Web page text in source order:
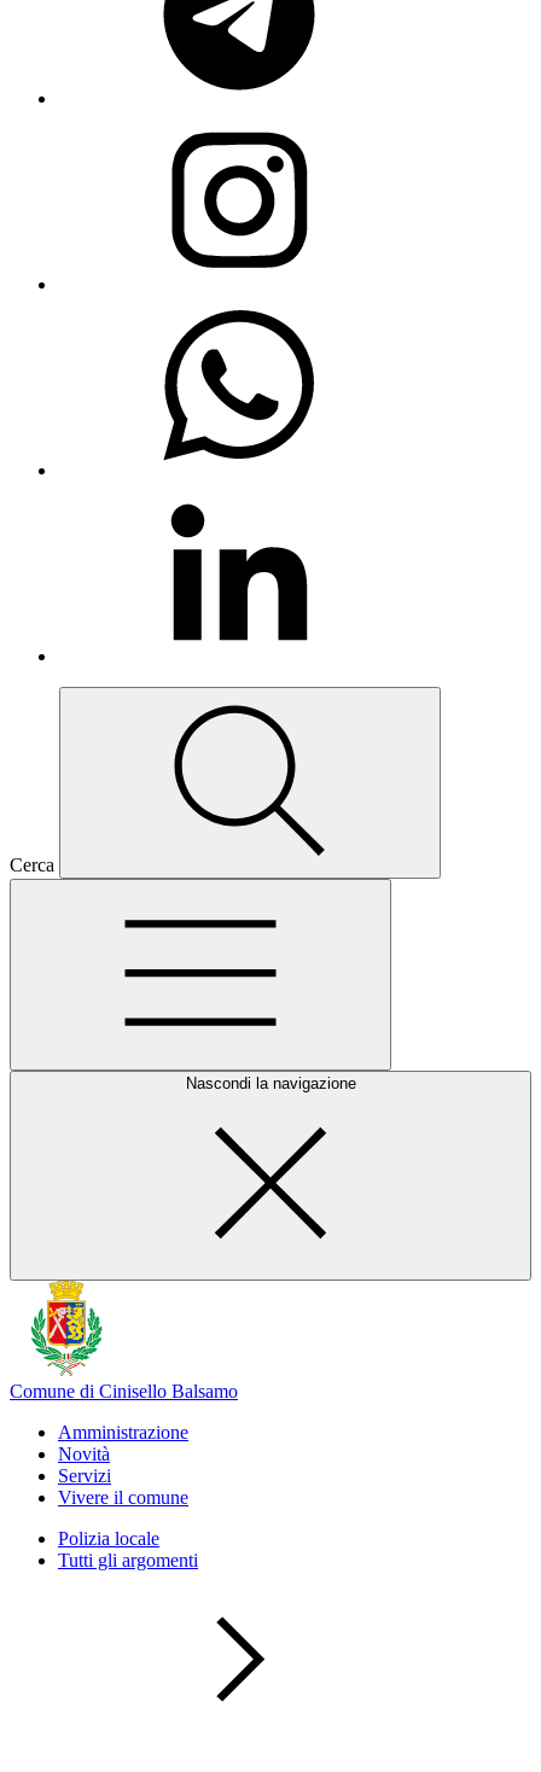
Cerca
Nascondi la navigazione
Comune di Cinisello Balsamo
Amministrazione
Novità
Servizi
Vivere il comune
Polizia locale
Tutti gli argomenti